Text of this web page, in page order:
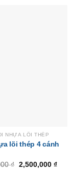
NHỰA LÕI THÉP
lõi thép 4 cánh
₫ Giá
2,500,000 ₫Giá